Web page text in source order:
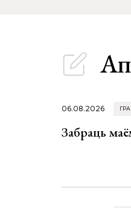
06.08.2026
Забраць